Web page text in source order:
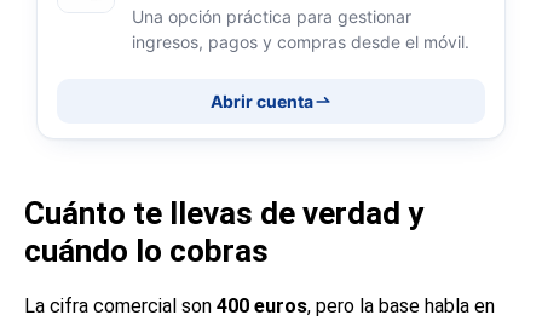
Una opción práctica para gestionar
ingresos, pagos y compras desde el móvil.
Abrir cuenta
Cuánto te llevas de verdad y
cuándo lo cobras
La cifra comercial son 400 euros, pero la base habla en